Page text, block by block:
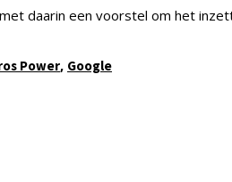
daarin een voorstel om het
Power, Google